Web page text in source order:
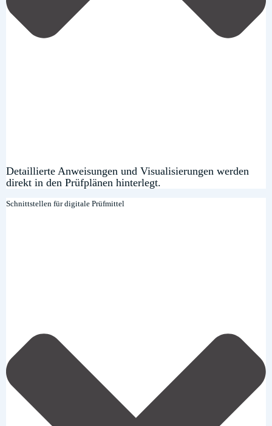
Detaillierte Anweisungen und Visualisierungen werden
direkt in den Prüfplänen hinterlegt.
Schnittstellen für digitale Prüfmittel